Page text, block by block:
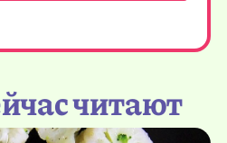
читают